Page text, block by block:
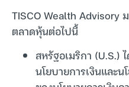
TISCO Wealth Advisory
ตลาดหุ้นต่อไปนี้
สหรัฐอเมริกา (U.S.)
นโยบายการเงินและน